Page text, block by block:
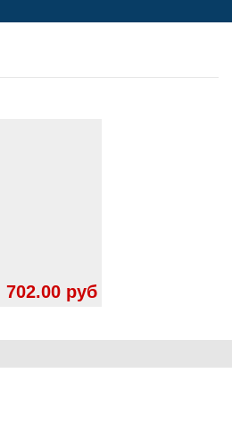
702.00 руб